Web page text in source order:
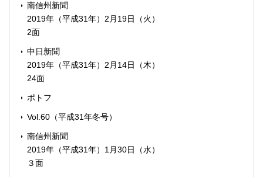
南信州新聞
2019年（平成31年）2月19日（火）
2面
中日新聞
2019年（平成31年）2月14日（木）
24面
ポトフ
Vol.60（平成31年冬号）
南信州新聞
2019年（平成31年）1月30日（水）
３面